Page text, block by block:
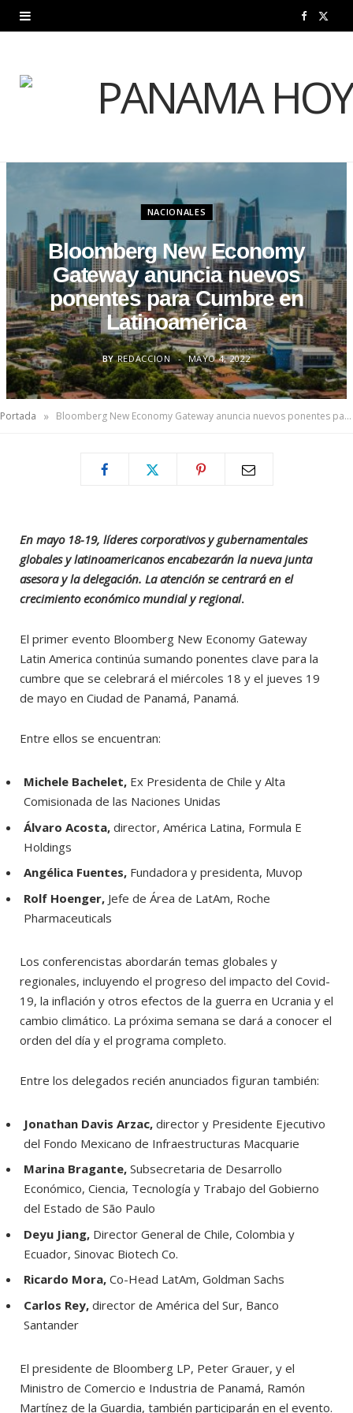
F
e
k
w
r
)
NACIONALES
Bloomberg New Economy
Gateway anuncia nuevos
ponentes para Cumbre en
Latinoamérica
BY REDACCION MAYO 4, 2022
Portada » Bloomberg New Economy Gateway anuncia nuevos ponentes para Cumbre en Latinoamérica
En mayo 18-19, líderes corporativos y gubernamentales
globales y latinoamericanos encabezarán la nueva junta
asesora y la delegación. La atención se centrará en el
crecimiento económico mundial y regional.
El primer evento Bloomberg New Economy Gateway
Latin America continúa sumando ponentes clave para la
cumbre que se celebrará el miércoles 18 y el jueves 19
de mayo en Ciudad de Panamá, Panamá.
Entre ellos se encuentran:
Michele Bachelet, Ex Presidenta de Chile y Alta
Comisionada de las Naciones Unidas
Álvaro Acosta, director, América Latina, Formula E
Holdings
Angélica Fuentes, Fundadora y presidenta, Muvop
Rolf Hoenger, Jefe de Área de LatAm, Roche
Pharmaceuticals
Los conferencistas abordarán temas globales y
regionales, incluyendo el progreso del impacto del Covid-
19, la inflación y otros efectos de la guerra en Ucrania y el
cambio climático. La próxima semana se dará a conocer el
orden del día y el programa completo.
Entre los delegados recién anunciados figuran también:
Jonathan Davis Arzac, director y Presidente Ejecutivo
del Fondo Mexicano de Infraestructuras Macquarie
Marina Bragante, Subsecretaria de Desarrollo
Económico, Ciencia, Tecnología y Trabajo del Gobierno
del Estado de São Paulo
Deyu Jiang, Director General de Chile, Colombia y
Ecuador, Sinovac Biotech Co.
Ricardo Mora, Co-Head LatAm, Goldman Sachs
Carlos Rey, director de América del Sur, Banco
Santander
El presidente de Bloomberg LP, Peter Grauer, y el
Ministro de Comercio e Industria de Panamá, Ramón
Martínez de la Guardia, también participarán en el evento.